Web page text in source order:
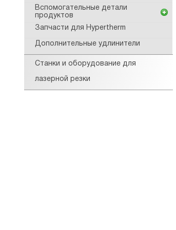
Вспомогательные детали
продуктов
Запчасти для Hypertherm
Дополнительные удлинители
Станки и оборудование для
лазерной резки